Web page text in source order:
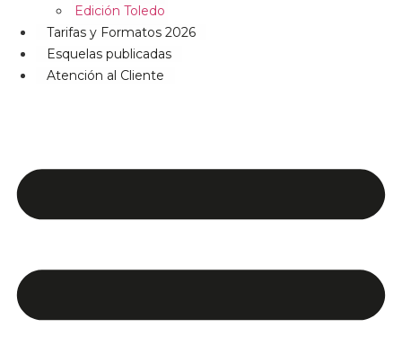
Edición Toledo
Tarifas y Formatos 2026
Esquelas publicadas
Atención al Cliente